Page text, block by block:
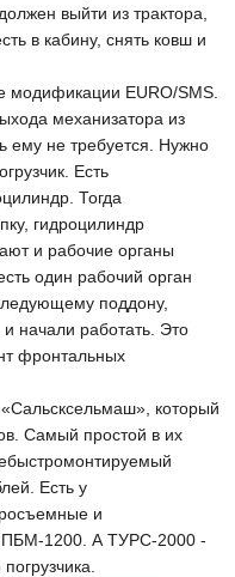
выйти из трактора,
в кабину, снять ковш и
модификации EURO/SMS.
механизатора из
ему не требуется. Нужно
Есть
Тогда
гидроцилиндр
и рабочие органы
один рабочий орган
поддону,
начали работать. Это
фронтальных
который
Самый простой в их
Есть у
и
1200. А ТУРС-2000 -